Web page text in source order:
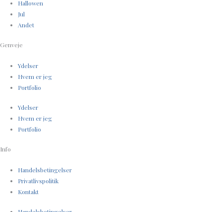
Hallowen
Jul
Andet
Genveje
Ydelser
Hvem er jeg
Portfolio
Ydelser
Hvem er jeg
Portfolio
Info
Handelsbetingelser
Privatlivspolitik
Kontakt